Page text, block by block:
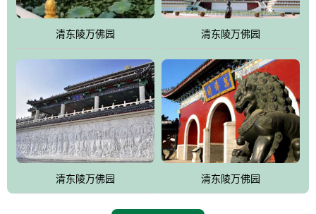
式园林。
万佛园工程一期占地448亩，目前完成投资近12亿元人民币，园区采
用全仿古式建筑，寻求与世界文化遗产地清东陵的和谐统一，在园
区建设中寻求陵园建设与景区建设的有机融合，充分发挥独一无二
的地形优势，打造现代艺术园林，建设旅游景观、寺庙、酒店等综
合服务设施，服务于陵园经营，使企业的多元化经营项目相互依
托、相互促进，园区绿化覆盖率达90%。
设计建造各种墓地墓位3万个；主体建筑金宝塔，墓位容量8万个，
能适应不同消费阶层的需求，为客户提供墓碑设计制作服务、特色
清东陵万佛园 清东陵万佛园
清东陵万佛园 清东陵万佛园